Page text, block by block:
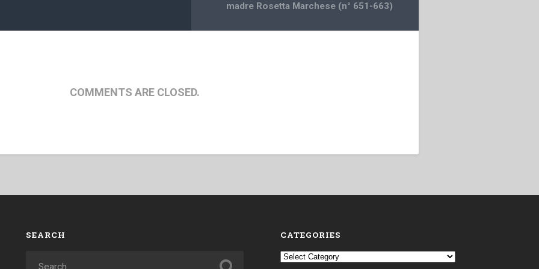
madre Rosetta Marchese (n° 651-663)
COMMENTS ARE CLOSED.
SEARCH CATEGORIES
Categories